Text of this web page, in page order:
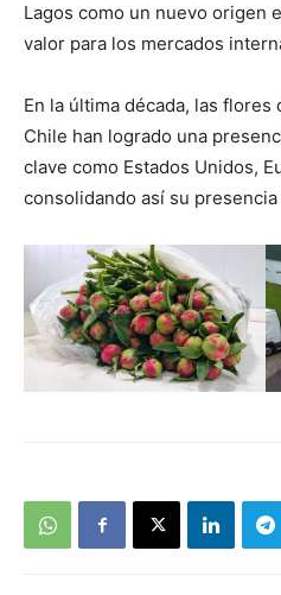
Lagos como un nuevo origen
valor para los mercados
En la última década, las
Chile han logrado una
clave como Estados Unidos,
consolidando así su